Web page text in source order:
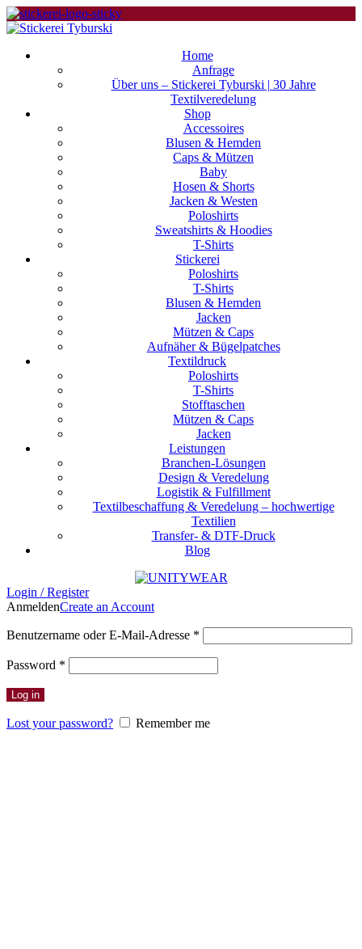
Home
Anfrage
Über uns – Stickerei Tyburski | 30 Jahre
Textilveredelung
Shop
Accessoires
Blusen & Hemden
Caps & Mützen
Baby
Hosen & Shorts
Jacken & Westen
Poloshirts
Sweatshirts & Hoodies
T-Shirts
Stickerei
Poloshirts
T-Shirts
Blusen & Hemden
Jacken
Mützen & Caps
Aufnäher & Bügelpatches
Textildruck
Poloshirts
T-Shirts
Stofftaschen
Mützen & Caps
Jacken
Leistungen
Branchen-Lösungen
Design & Veredelung
Logistik & Fulfillment
Textilbeschaffung & Veredelung – hochwertige
Textilien
Transfer- & DTF-Druck
Blog
Login / Register
AnmeldenCreate an Account
Benutzername oder E-Mail-Adresse *
Password *
Log in
Lost your password? Remember me